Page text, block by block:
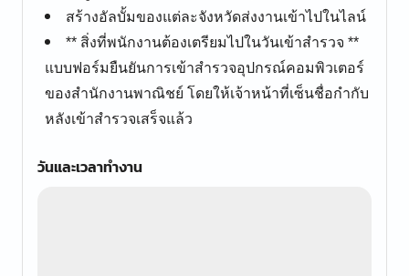
สร้างอัลบั้มของแต่ละจังหวัดส่งงานเข้าไปในไลน์
** สิ่งที่พนักงานต้องเตรียมไปในวันเข้าสำรวจ **
แบบฟอร์มยืนยันการเข้าสำรวจอุปกรณ์คอมพิวเตอร์
ของสำนักงานพาณิชย์ โดยให้เจ้าหน้าที่เซ็นชื่อกำกับ
หลังเข้าสำรวจเสร็จแล้ว
วันและเวลาทำงาน